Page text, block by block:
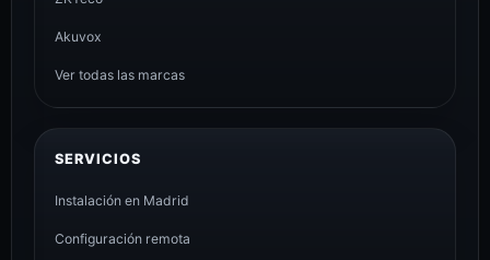
Akuvox
Ver todas las marcas
SERVICIOS
Instalación en Madrid
Configuración remota